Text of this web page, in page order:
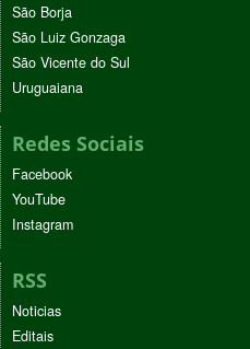
São Borja
São Luiz Gonzaga
São Vicente do Sul
Uruguaiana
Redes Sociais
Facebook
YouTube
Instagram
RSS
Noticias
Editais